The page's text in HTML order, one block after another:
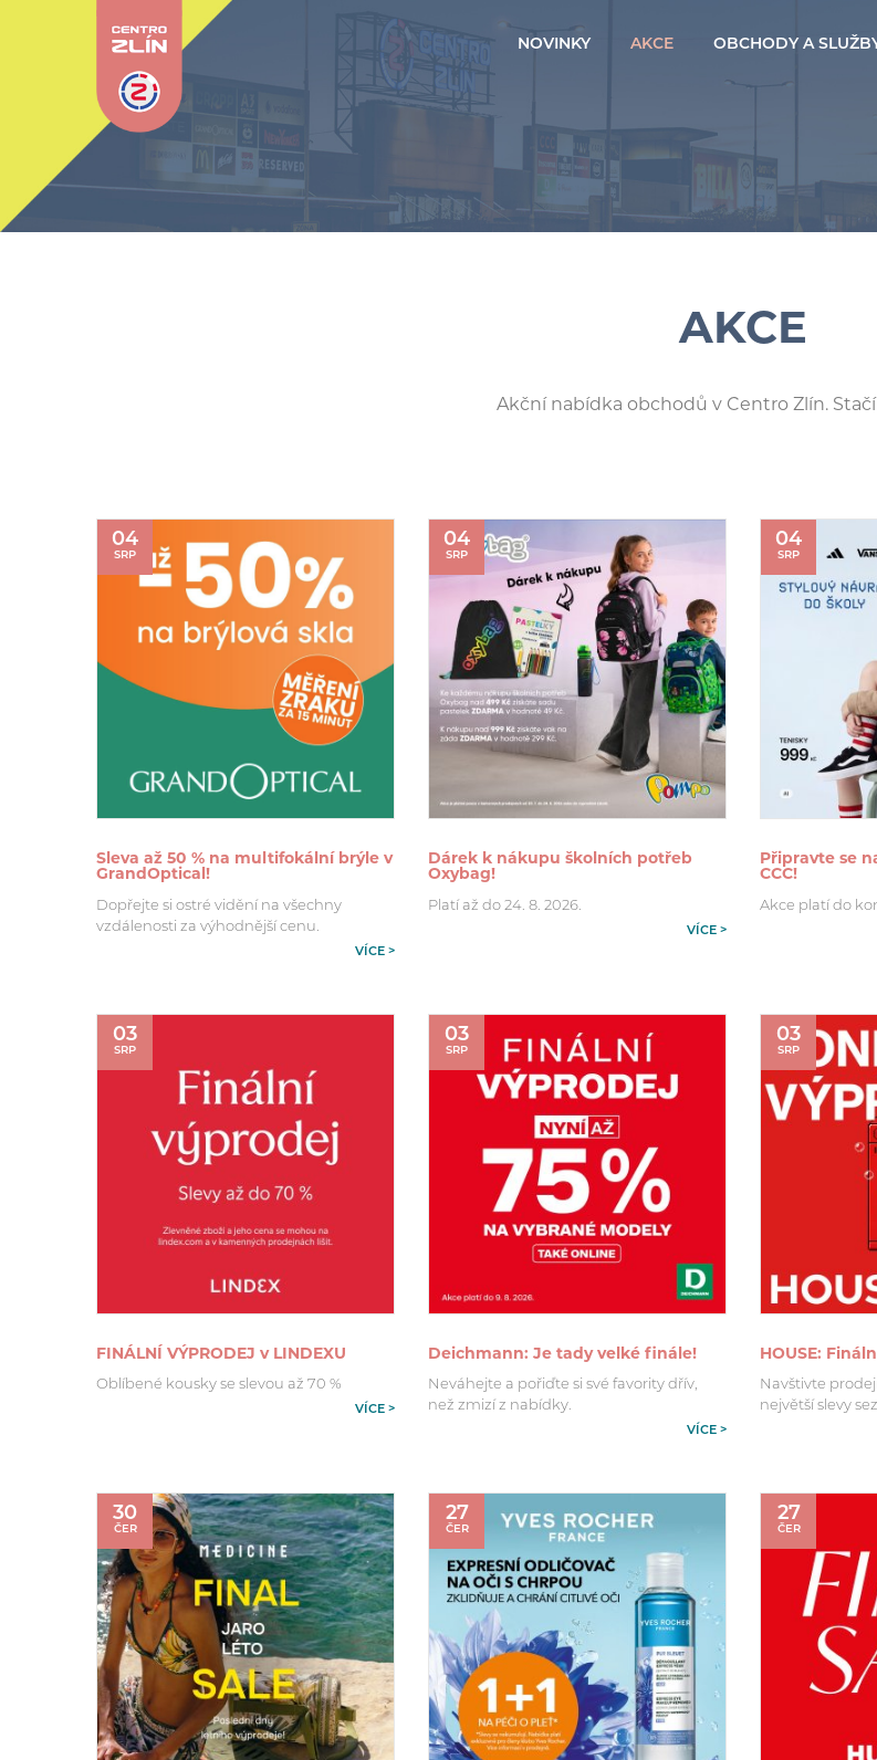
NOVINKY AKCE OBCHODY A
AKCE
Akční nabídka obchodů v Centro Zlín.
04
SRP
Sleva až 50 % na multifokální brýle v
GrandOptical!
Dopřejte si ostré vidění na všechny
vzdálenosti za výhodnější cenu.
VÍCE >
04
SRP
Dárek k nákupu školních potřeb
Oxybag!
Platí až do 24. 8. 2026.
VÍCE >
04
SRP
Připravte se
CCC!
Akce platí do
03
SRP
FINÁLNÍ VÝPRODEJ v LINDEXU
Oblíbené kousky se slevou až 70 %
VÍCE >
03
SRP
Deichmann: Je tady velké finále!
Neváhejte a pořiďte si své favority dřív,
než zmizí z nabídky.
VÍCE >
03
SRP
HOUSE:
Navštivte
největší slevy
30
ČER
27
ČER
27
ČER